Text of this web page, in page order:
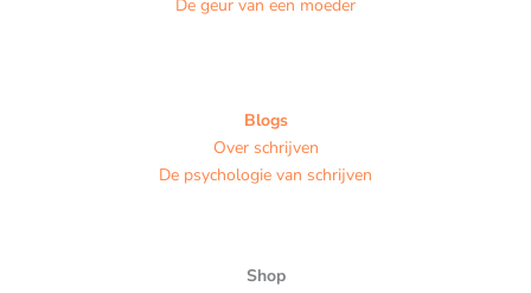
De geur van een moeder
Blogs
Over schrijven
De psychologie van schrijven
Shop